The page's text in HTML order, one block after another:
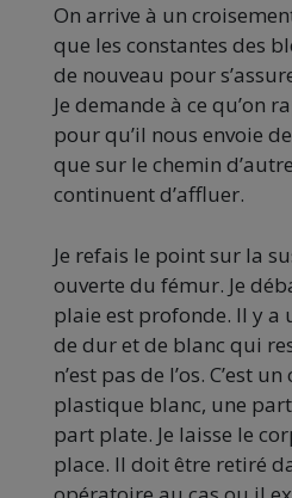
On arrive à un
que les constantes des
de nouveau pour
Je demande à ce qu’on
pour qu’il nous envoie
que sur le chemin
continuent d’affluer.
Je refais le point sur la
ouverte du fémur. Je
plaie est profonde. Il y a
de dur et de blanc qui
n’est pas de l’os. C’est
plastique blanc, une
part plate. Je laisse le
place. Il doit être retiré